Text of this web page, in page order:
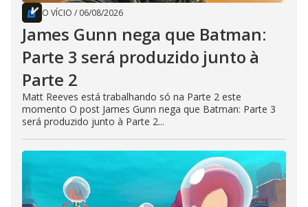
O VÍCIO / 06/08/2026
James Gunn nega que Batman:
Parte 3 será produzido junto à
Parte 2
Matt Reeves está trabalhando só na Parte 2 este
momento O post James Gunn nega que Batman: Parte 3
será produzido junto à Parte 2...